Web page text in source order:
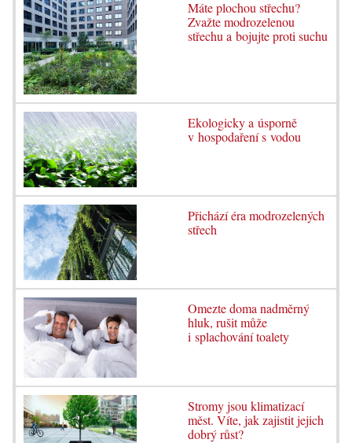
Máte plochou střechu?
Zvažte modrozelenou
střechu a bojujte proti suchu
Ekologicky a úsporně
v hospodaření s vodou
Přichází éra modrozelených
střech
Omezte doma nadměrný
hluk, rušit může
i splachování toalety
Stromy jsou klimatizací
měst. Víte, jak zajistit jejich
dobrý růst?